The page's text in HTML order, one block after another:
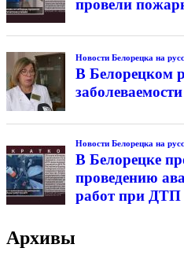
провели
Новости Белорецка на
В Белорецком
Новости Белорецка на
В Белорецке
проведению
работ при ДТП
Архивы